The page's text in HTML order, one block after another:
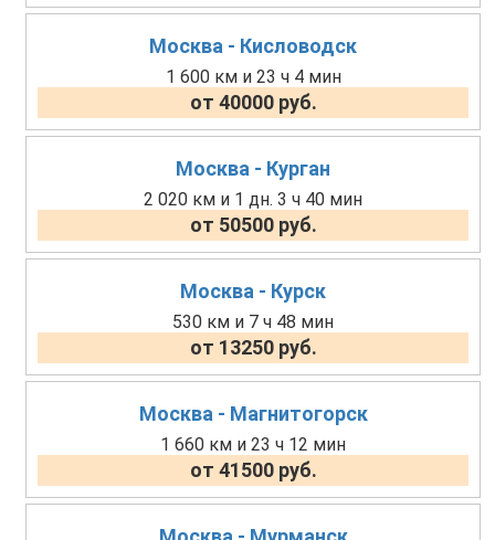
Москва - Кисловодск
1 600 км и 23 ч 4 мин
от 40000 руб.
Москва - Курган
2 020 км и 1 дн. 3 ч 40 мин
от 50500 руб.
Москва - Курск
530 км и 7 ч 48 мин
от 13250 руб.
Москва - Магнитогорск
1 660 км и 23 ч 12 мин
от 41500 руб.